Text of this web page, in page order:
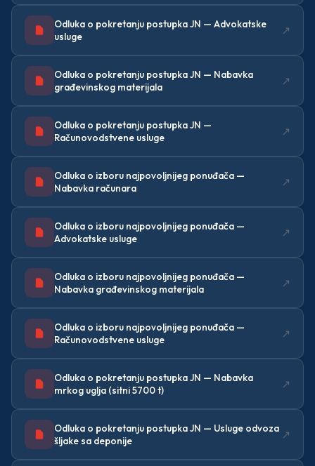
Odluka o pokretanju postupka JN — Advokatske
usluge
↗
Odluka o pokretanju postupka JN — Nabavka
građevinskog materijala
↗
Odluka o pokretanju postupka JN —
Računovodstvene usluge
↗
Odluka o izboru najpovoljnijeg ponuđača —
Nabavka računara
↗
Odluka o izboru najpovoljnijeg ponuđača —
Advokatske usluge
↗
Odluka o izboru najpovoljnijeg ponuđača —
Nabavka građevinskog materijala
↗
Odluka o izboru najpovoljnijeg ponuđača —
Računovodstvene usluge
↗
Odluka o pokretanju postupka JN — Nabavka
mrkog uglja (sitni 5700 t)
↗
Odluka o pokretanju postupka JN — Usluge odvoza
šljake sa deponije
↗